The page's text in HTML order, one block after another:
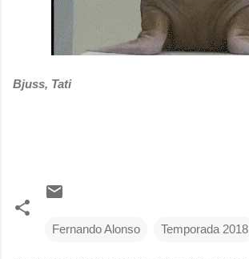
Bjuss, Tati
Fernando Alonso Temporada 2018